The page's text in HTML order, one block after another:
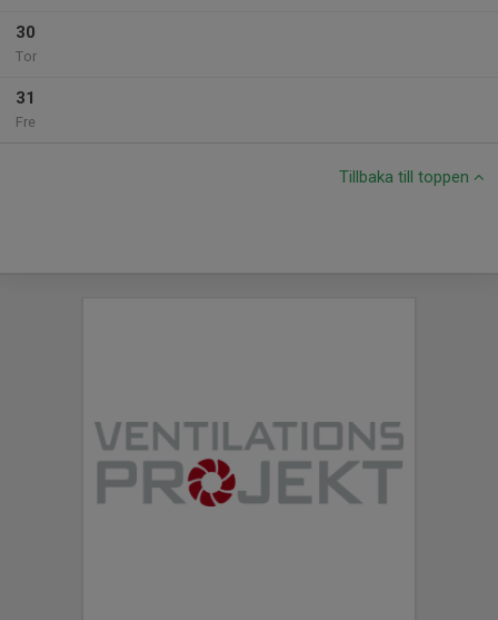
30
Tor
31
Fre
Tillbaka till toppen